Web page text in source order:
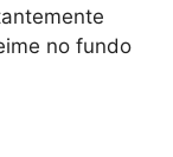
no fundo